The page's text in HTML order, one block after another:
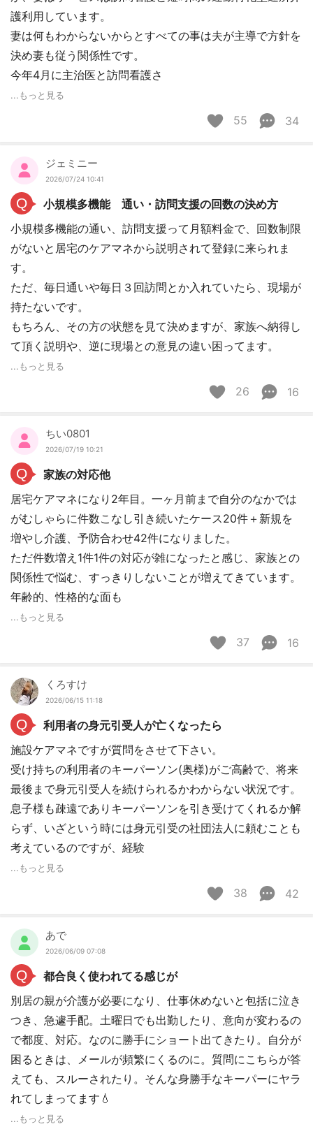
護利用しています。
妻は何もわからないからとすべての事は夫が主導で方針を
決め妻も従う関係性です。
今年4月に主治医と訪問看護さ
...もっと見る
55 34
ジェミニー
2026/07/24 10:41
Q
小規模多機能 通い・訪問支援の回数の決め方
小規模多機能の通い、訪問支援って月額料金で、回数制限
がないと居宅のケアマネから説明されて登録に来られま
す。
ただ、毎日通いや毎日３回訪問とか入れていたら、現場が
持たないです。
もちろん、その方の状態を見て決めますが、家族へ納得し
て頂く説明や、逆に現場との意見の違い困ってます。
...もっと見る
26 16
ちい0801
2026/07/19 10:21
Q
家族の対応他
居宅ケアマネになり2年目。一ヶ月前まで自分のなかでは
がむしゃらに件数こなし引き続いたケース20件＋新規を
増やし介護、予防合わせ42件になりました。
ただ件数増え1件1件の対応が雑になったと感じ、家族との
関係性で悩む、すっきりしないことが増えてきています。
年齢的、性格的な面も
...もっと見る
37 16
くろすけ
2026/06/15 11:18
Q
利用者の身元引受人が亡くなったら
施設ケアマネですが質問をさせて下さい。
受け持ちの利用者のキーパーソン(奥様)がご高齢で、将来
最後まで身元引受人を続けられるかわからない状況です。
息子様も疎遠でありキーパーソンを引き受けてくれるか解
らず、いざという時には身元引受の社団法人に頼むことも
考えているのですが、経験
...もっと見る
38 42
あで
2026/06/09 07:08
Q
都合良く使われてる感じが
別居の親が介護が必要になり、仕事休めないと包括に泣き
つき、急遽手配。土曜日でも出勤したり、意向が変わるの
で都度、対応。なのに勝手にショート出てきたり。自分が
困るときは、メールが頻繁にくるのに。質問にこちらが答
えても、スルーされたり。そんな身勝手なキーパーにヤラ
れてしまってます💧
...もっと見る